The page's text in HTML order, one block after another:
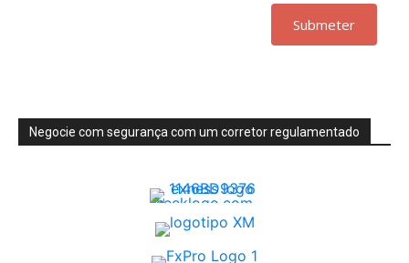
Submeter
Negocie com segurança com um corretor regulamentado